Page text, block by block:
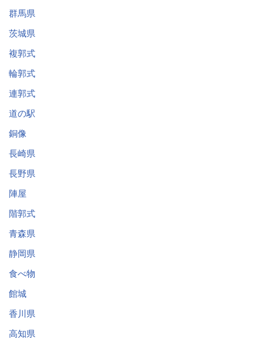
群馬県
茨城県
複郭式
輪郭式
連郭式
道の駅
銅像
長崎県
長野県
陣屋
階郭式
青森県
静岡県
食べ物
館城
香川県
高知県